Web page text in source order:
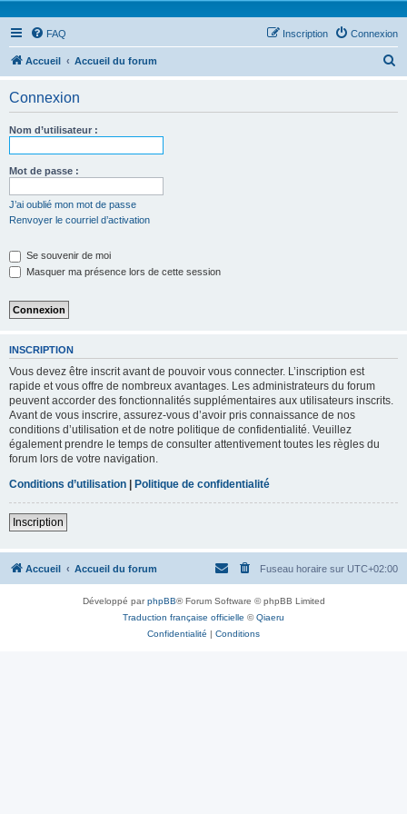
FAQ Connexion
Inscription
Accueil Accueil du forum
Connexion
Nom d’utilisateur :
Mot de passe :
J’ai oublié mon mot de passe
Renvoyer le courriel d’activation
Se souvenir de moi
Masquer ma présence lors de cette session
INSCRIPTION
Vous devez être inscrit avant de pouvoir vous connecter. L’inscription est
rapide et vous offre de nombreux avantages. Les administrateurs du forum
peuvent accorder des fonctionnalités supplémentaires aux utilisateurs inscrits.
Avant de vous inscrire, assurez-vous d’avoir pris connaissance de nos
conditions d’utilisation et de notre politique de confidentialité. Veuillez
également prendre le temps de consulter attentivement toutes les règles du
forum lors de votre navigation.
Conditions d’utilisation | Politique de confidentialité
Inscription
Accueil Accueil du forum Fuseau horaire sur UTC+02:00
Développé parphpBB® Forum Software © phpBB Limited
Traduction française officielle ©Qiaeru
Confidentialité | Conditions